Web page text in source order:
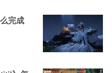
完成